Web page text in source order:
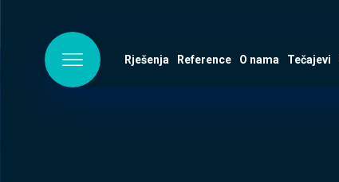
Rješenja Reference O nama Tečajevi